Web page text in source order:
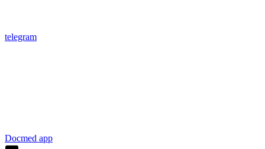
telegram
Docmed app